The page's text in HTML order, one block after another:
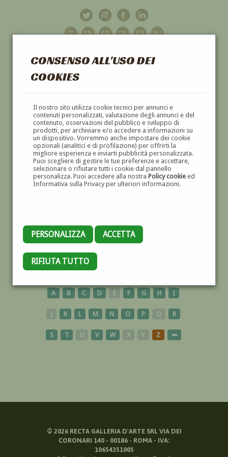
CONSENSO ALL'USO DEI
COOKIES
Il nostro sito utilizza cookie tecnici per annunci e
contenuti personalizzati, valutazione degli annunci e del
contenuto, osservazioni del pubblico e sviluppo di
prodotti, per archiviare e/o accedere a informazioni su
un dispositivo. Vorremmo anche impostare dei cookie
opzionali (analitici e di profilazione) per offrirti la
migliore esperienza e inviarti pubblicità personalizzata.
Puoi scegliere di gestire le tue preferenze e accettare,
selezionare o rifiutare tutti i cookie dal pannello
personalizza. Puoi accedere alla nostra Policy cookieed
Informativa sulla Privacy per ulteriori informazioni.
PERSONALIZZA ACCETTA
RIFIUTA TUTTO
GALLERIAD'ARTE
DIPINTI E SCULTURE '800 E '900
CARTELLONISTI
A B C D E F G H I
J K L M N O P Q R
S T U V W X Y Z ⬅
© 2026RECTA GALLERIA D'ARTE SRL VIA DEI
CORONARI 140 - 00186 - ROMA - IVA:
10654351005